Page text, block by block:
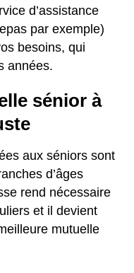
d’assistance
par exemple)
besoins, qui
années.
sénior à
aux séniors sont
d’âges
rend nécessaire
et il devient
mutuelle